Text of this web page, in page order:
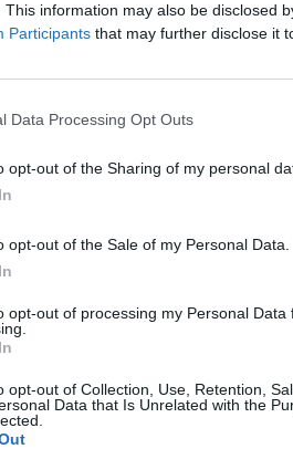
This information may also be disclosed
Participants that may further disclose it
Data Processing Opt Outs
opt-out of the Sharing of my personal
opt-out of the Sale of my Personal Data.
opt-out of processing my Personal Data
opt-out of Collection, Use, Retention,
Data that Is Unrelated with the
Tour.
di
e sconfitte al tie-break per
Reka Orsi Toth
. La coppia italiana
successo nella pool D. Giovedì 2
stati eliminati nelle qualificazioni